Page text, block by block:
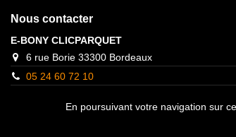
Nous contacter
E-BONY CLICPARQUET
6 rue Borie 33300 Bordeaux
05 24 60 72 10
En poursuivant votre navigation sur